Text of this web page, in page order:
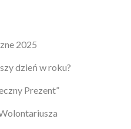
2025
dzień w roku?
Prezent”